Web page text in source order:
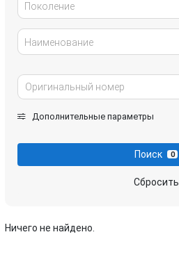
Поколение
Наименование
Дополнительные параметры
Поиск 0
Сбросить
Ничего не найдено.